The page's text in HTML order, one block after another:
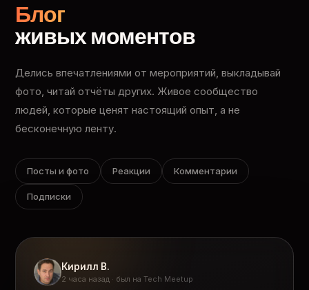
Блог
живых моментов
Делись впечатлениями от мероприятий, выкладывай
фото, читай отчёты других. Живое сообщество
людей, которые ценят настоящий опыт, а не
бесконечную ленту.
Посты и фото Реакции Комментарии
Подписки
Кирилл В.
2 часа назад · был на Tech Meetup